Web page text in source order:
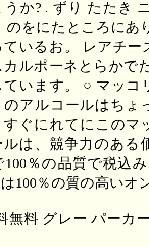
うか? . ずり たたき
のをにたところにあ
ているお。 レアチ
ルポーネとらかで
ています。 ○ マッコ
のアルコールはちょ
ぐにれてにこのマ
は、競争力のある
100％の品質で税込
100％の質の高いオ
無料 グレー パーカ